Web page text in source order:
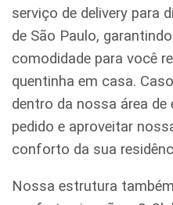
serviço de delivery para
de São Paulo,
comodidade para você
quentinha em casa.
dentro da nossa área
pedido e aproveitar
conforto da sua
Nossa estrutura